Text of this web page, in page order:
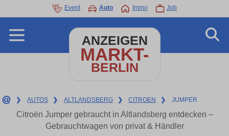
Event Auto Immo Job
ANZEIGEN
MARKT-
BERLIN
❯ AUTOS ❯ ALTLANDSBERG ❯ CITROEN ❯ JUMPER
Citroën Jumper gebraucht in Altlandsberg entdecken –
Gebrauchtwagen von privat & Händler